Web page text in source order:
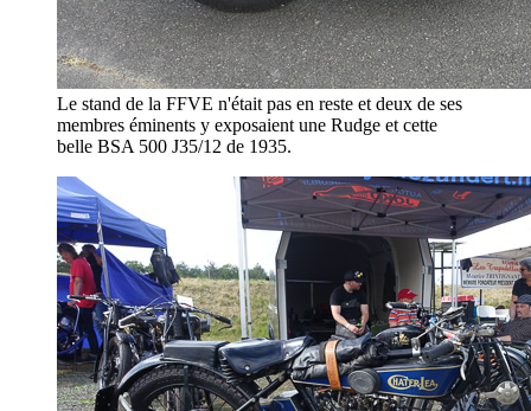
Le stand de la FFVE n'était pas en reste et deux de ses
membres éminents y exposaient une Rudge et cette
belle BSA 500 J35/12 de 1935.